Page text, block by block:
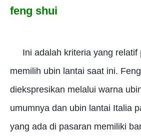
feng shui
Ini adalah kriteria yang relatif
memilih ubin lantai saat ini.
diekspresikan melalui warna
umumnya dan ubin lantai Italia
yang ada di pasaran memiliki